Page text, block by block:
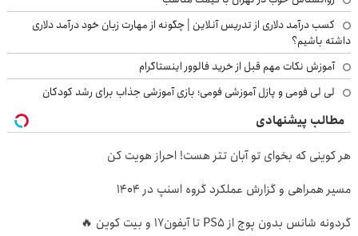
کسب درآمد دلاری از تدریس آنلاین | چگونه از مهارت زبان خود درآمد دلاری
داشته باشیم؟
آموزش نکات مهم قبل از خرید فالوور اینستاگرام
لی لی فومی و پازل آموزشی فومی؛ بازی آموزشی جذاب برای رشد کودکان
مطالب پیشنهادی
هر کوینی که بخوای تو آبان تتر هست! احراز هویت کن
مسیر همراهی و گزارش عملکرد گروه اسنپ در ۱۴۰۴
گردونه شانس بدون پوچ از PS5 تا آیفون17 و بیت کوین 🔥